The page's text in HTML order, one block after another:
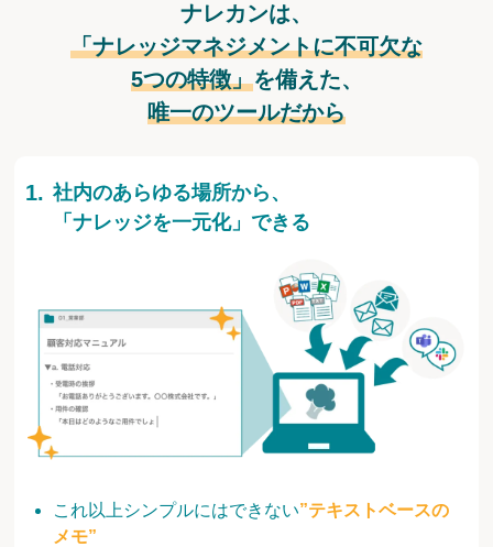
ナレカンは、
「ナレッジマネジメントに不可欠な
5つの特徴」を備えた、
唯一のツールだから
これ以上シンプルにはできない”テキストベースの
メモ”
社内のあらゆる場所から、
「ナレッジを一元化」できる